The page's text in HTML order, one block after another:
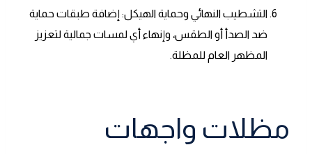
التشطيب النهائي وحماية الهيكل: إضافة طبقات حماية
ضد الصدأ أو الطقس، وإنهاء أي لمسات جمالية لتعزيز
المظهر العام للمظلة.
مظلات واجهات